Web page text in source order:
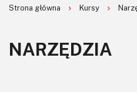
Kursy
Strona główna Kursy
NARZĘDZIA